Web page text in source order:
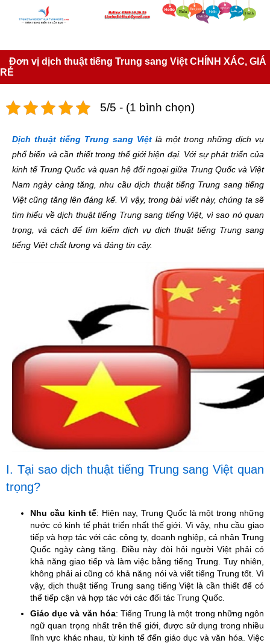
Đơn vị dịch thuật tiếng Trung sang Việt CHÍNH XÁC, GIÁ
RẺ
5/5 - (1 bình chọn)
Dịch thuật tiếng Trung sang Việt là một trong những dịch vụ
phổ biến và cần thiết trong thế giới hiện đại. Với sự phát triển của
kinh tế Trung Quốc và quan hệ đối ngoại giữa Trung Quốc và Việt
Nam ngày càng tăng, nhu cầu dịch thuật tiếng Trung sang tiếng
Việt cũng tăng lên đáng kể. Vì vậy, trong bài viết này, chúng ta sẽ
tìm hiểu về dịch thuật tiếng Trung sang tiếng Việt, vì sao nó quan
trọng, và cách để tìm kiếm dịch vụ dịch thuật tiếng Trung sang
tiếng Việt chất lượng và đáng tin cậy.
I. Tại sao dịch thuật tiếng Trung sang Việt quan
trọng?
Nhu cầu kinh tế: Hiện nay, Trung Quốc là một trong những
nước có kinh tế phát triển nhất thế giới. Vì vậy, nhu cầu giao
tiếp và hợp tác với các công ty, doanh nghiệp, cá nhân Trung
Quốc ngày càng tăng. Điều này đòi hỏi người Việt phải có
khả năng giao tiếp và làm việc bằng tiếng Trung. Tuy nhiên,
không phải ai cũng có khả năng nói và viết tiếng Trung tốt. Vì
vậy, dịch thuật tiếng Trung sang tiếng Việt là cần thiết để có
thể tiếp cận và hợp tác với các đối tác Trung Quốc.
Giáo dục và văn hóa: Tiếng Trung là một trong những ngôn
ngữ quan trọng nhất trên thế giới, được sử dụng trong nhiều
lĩnh vực khác nhau, từ kinh tế đến giáo dục và văn hóa. Việc